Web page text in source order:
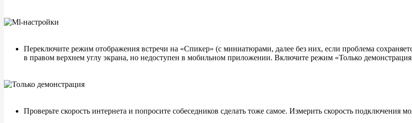
Переключите режим отображения встречи на «Спикер» (с миниатюрами, далее без них, если проблема
в правом верхнем углу экрана, но недоступен в мобильном приложении. Включите режим «Только
Проверьте скорость интернета и попросите собеседников сделать тоже самое. Измерить скорость подключения